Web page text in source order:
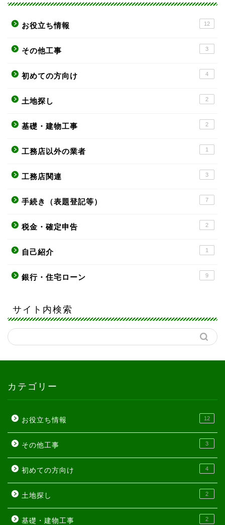
お役立ち情報 12
その他工事 3
初めての方向け 4
土地探し 2
基礎・建物工事 2
工務店以外の業者 1
工務店関連 3
手続き（表題登記等） 7
税金・確定申告 2
自己紹介 1
銀行・住宅ローン 9
サイト内検索
カテゴリー
お役立ち情報 12
その他工事 3
初めての方向け 4
土地探し 2
基礎・建物工事 2